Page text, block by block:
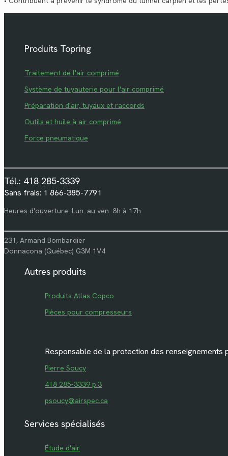
Produits Topring
Traitement de l'air comprimé
Système de tuyauterie pour l'air comprimé
Préparation d'air, tuyaux et raccords
Outils et huile à air comprimé
Force pneumatique
Tél.: 418 285-3339
Sans frais: 1 866-385-7791
Heures d'ouverture: Lun. au ven. 8h à 17h
231, Armand Bombardier
Donnacona (Québec) G3M 1V4
Autres produits
Produits Atlas Copco
Pièces pour compresseurs
Responsable de la protection des renseignements
Pierre Soucy
418 285-3339 p.3
psoucy@airspec.ca
Services spécialisés
Étude d'air